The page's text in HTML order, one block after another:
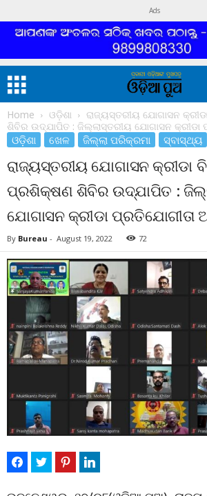
Ads
Home ଓଡ଼ିଶା
ରାଜ୍ୟସ୍ତରୀୟ ଯୋଗାସନ
ଶିବିର ଉଦ୍‌ଯାପିତ : ଜିଲ୍ଲାସ୍ତରୀୟ ଯୋଗାସନ କ୍ରୀଡା
ଓଡ଼ିଶା ଖେଳ ଜିଲ୍ଲା ପରିକ୍ରମା ସ୍ବାସ୍ଥ୍ୟ
ରାଜ୍ୟସ୍ତରୀୟ ଯୋଗାସନ କ୍ରୀଡା
ପ୍ରଶିକ୍ଷଣ ଶିବିର ଉଦ୍‌ଯାପିତ :
ଯୋଗାସନ କ୍ରୀଡା
By Bureau - August 19, 2022 72